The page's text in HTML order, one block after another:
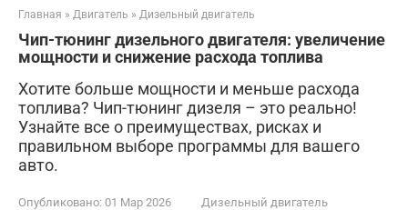
Главная » Двигатель » Дизельный двигатель
Чип-тюнинг дизельного двигателя: увеличение
мощности и снижение расхода топлива
Хотите больше мощности и меньше расхода
топлива? Чип-тюнинг дизеля – это реально!
Узнайте все о преимуществах, рисках и
правильном выборе программы для вашего
авто.
Опубликовано: 01 Мар 2026
Дизельный двигатель